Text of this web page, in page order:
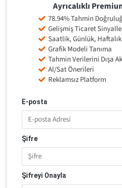
E-posta
Şifre
Şifreyi Onayla
Ayrıcalıklı
78.94% Tahmin
Gelişmiş Ticaret
Saatlik, Günlük,
Grafik Modeli Tanıma
Tahmin Verilerini Dışa
Al/Sat Önerileri
Reklamsız Platform